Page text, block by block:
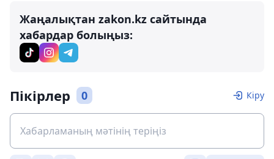
Жаңалықтан zakon.kz сайтында
хабардар болыңыз:
Пікірлер 0 Кіру